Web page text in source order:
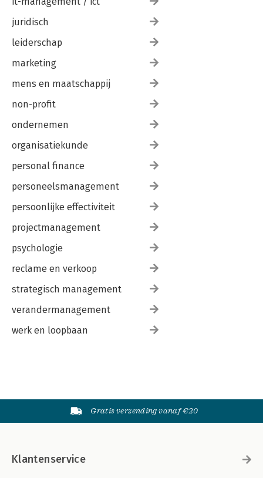
juridisch
leiderschap
marketing
mens en maatschappij
non-profit
ondernemen
organisatiekunde
personal finance
personeelsmanagement
persoonlijke effectiviteit
projectmanagement
psychologie
reclame en verkoop
strategisch management
verandermanagement
werk en loopbaan
Gratis verzending vanaf €20
Klantenservice